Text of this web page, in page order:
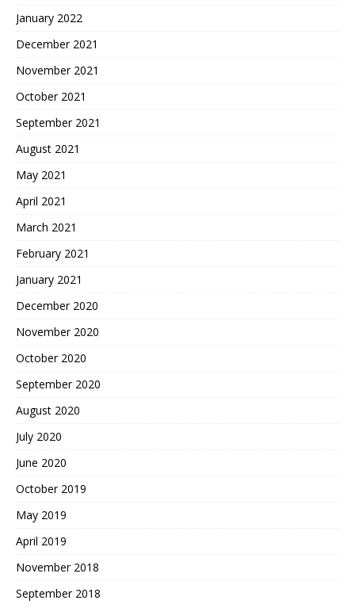
January 2022
December 2021
November 2021
October 2021
September 2021
August 2021
May 2021
April 2021
March 2021
February 2021
January 2021
December 2020
November 2020
October 2020
September 2020
August 2020
July 2020
June 2020
October 2019
May 2019
April 2019
November 2018
September 2018